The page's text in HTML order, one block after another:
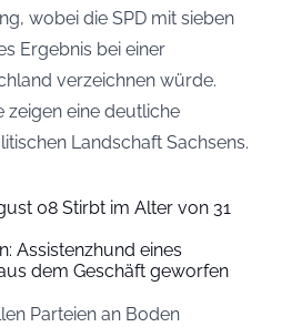
wobei die SPD mit sieben
Ergebnis bei einer
verzeichnen würde.
zeigen eine deutliche
Landschaft Sachsens.
08 Stirbt im Alter von 31
Assistenzhund eines
dem Geschäft geworfen
Parteien an Boden